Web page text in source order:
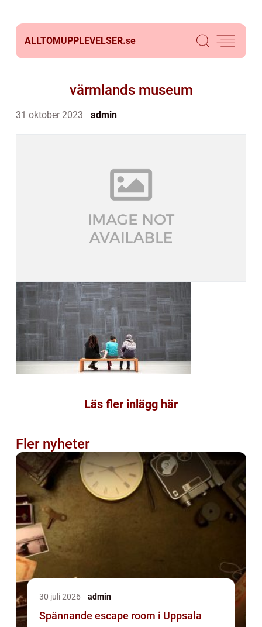
ALLTOMUPPLEVELSER.se
värmlands museum
31 oktober 2023 admin
Läs fler inlägg här
Fler nyheter
30 juli 2026 admin
Spännande escape room i Uppsala